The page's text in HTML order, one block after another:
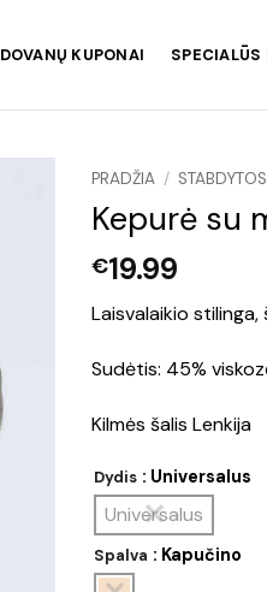
DOVANŲ KUPONAI SPECIALŪS
PRADŽIA / STABDYTOS
Kepurė su
€19.99
Laisvalaikio
Sudėtis: 45%
Kilmės šalis Lenkija
Dydis : Universalus
Universalus
Spalva : Kapučino